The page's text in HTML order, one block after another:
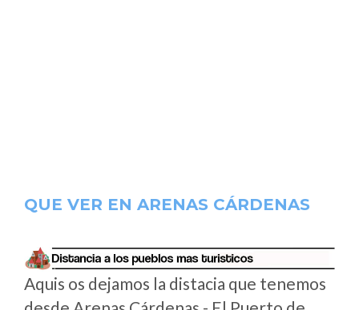
QUE VER EN ARENAS CÁRDENAS
Aquis os dejamos la distacia que tenemos